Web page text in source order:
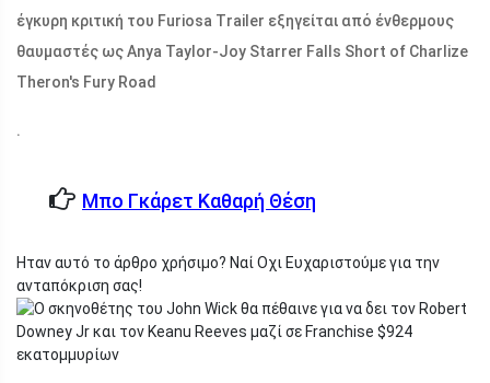
έγκυρη κριτική του Furiosa Trailer εξηγείται από ένθερμους
θαυμαστές ως Anya Taylor-Joy Starrer Falls Short of Charlize
Theron's Fury Road
.
Μπο Γκάρετ Καθαρή Θέση
Ηταν αυτό το άρθρο χρήσιμο? Ναί Οχι Ευχαριστούμε για την
ανταπόκριση σας!